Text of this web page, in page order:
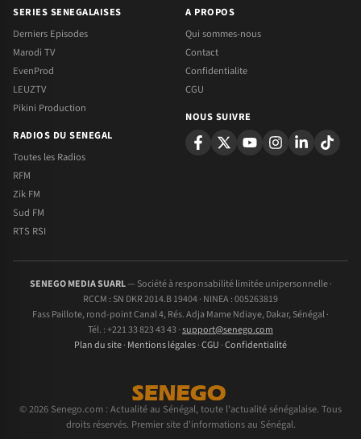
SERIES SENEGALAISES
Derniers Episodes
Marodi TV
EvenProd
LEUZTV
Pikini Production
RADIOS DU SENEGAL
Toutes les Radios
RFM
Zik FM
Sud FM
RTS RSI
A PROPOS
Qui sommes-nous
Contact
Confidentialite
CGU
NOUS SUIVRE
SENEGO MEDIA SUARL— Société à responsabilité limitée unipersonnelle ·
RCCM : SN DKR 2014.B 19404 · NINEA : 005263819
Fass Paillote, rond-point Canal 4, Rés. Adja Mame Ndiaye, Dakar, Sénégal ·
Tél. : +221 33 823 43 43 ·support@senego.com
Plan du site· Mentions légales·CGU ·Confidentialité
© 2026 Senego.com : Actualité au Sénégal, toute l'actualité sénégalaise. Tous
droits réservés. Premier site d'informations au Sénégal.